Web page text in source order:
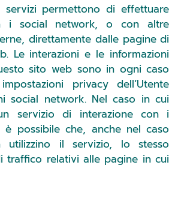
permettono di effettuare
i social network, o con altre
direttamente dalle pagine di
Le interazioni e le informazioni
sito web sono in ogni caso
privacy dell’Utente
social network. Nel caso in cui
servizio di interazione con i
è possibile che, anche nel caso
il servizio, lo stesso
traffico relativi alle pagine in cui